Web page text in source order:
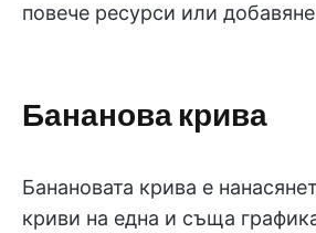
повече ресурси или
Бананова крива
Банановата крива е
криви на една и съща